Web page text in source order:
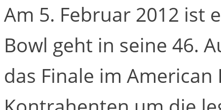
Am 5. Februar 2012 ist
Bowl geht in seine 46.
das Finale im